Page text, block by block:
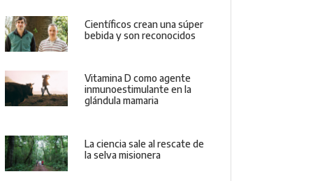
Científicos crean una súper
bebida y son reconocidos
Vitamina D como agente
inmunoestimulante en la
glándula mamaria
La ciencia sale al rescate de
la selva misionera